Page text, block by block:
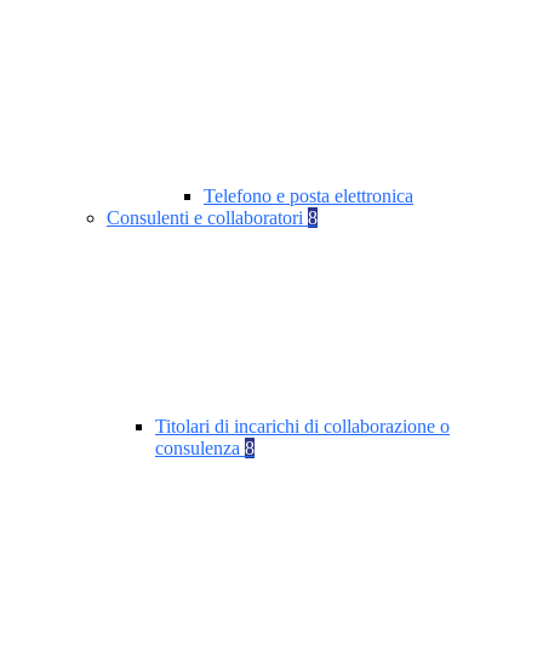
Telefono e posta elettronica
Consulenti e collaboratori 8
Titolari di incarichi di collaborazione o
consulenza 8